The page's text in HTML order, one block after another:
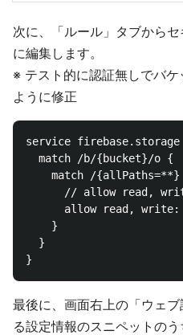
次に、「ルール」タブから
に編集します。
※ テスト的に認証無しでバ
ように修正
service
  match /b/{bucket}/o {
match /{allPaths=**}
// allow read,
allow read, write:
    }
  }
最後に、画面右上の「ウェ
る設定情報のスニペットの